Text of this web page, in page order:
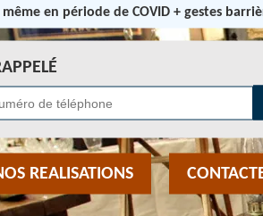
en période de COVID + gestes
REALISATIONS